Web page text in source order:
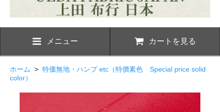
メニュー カートを見る
ホーム > 特価無地・ハンプ etc（特價素色 Special price solid
color）